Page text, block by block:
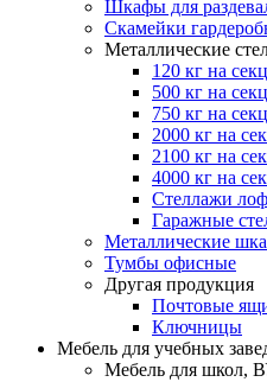
Шкафы для
Скамейки
Металлические
120 кг на
500 кг на
750 кг на
2000 кг на
2100 кг на
4000 кг на
Стеллажи
Гаражные
Металлические
Тумбы офисные
Другая продукция
Почтовые
Ключницы
Мебель для учебных
Мебель для школ,